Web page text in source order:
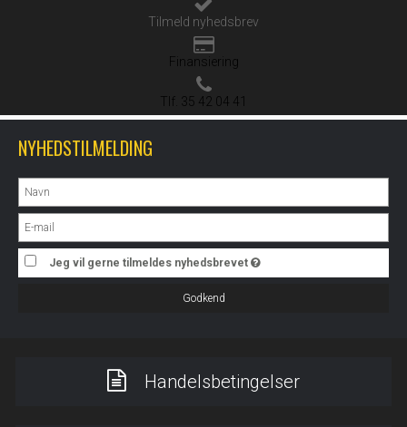
Tilmeld nyhedsbrev
Finansiering
Tlf. 35 42 04 41
NYHEDSTILMELDING
Jeg vil gerne tilmeldes nyhedsbrevet
Godkend
Handelsbetingelser